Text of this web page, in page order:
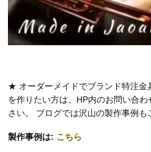
★ オーダーメイドでブランド特注金
を作りたい方は、HP内のお問い合わ
さい。 ブログでは沢山の製作事例
製作事例は: こちら